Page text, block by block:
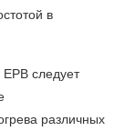
в
следует
различных